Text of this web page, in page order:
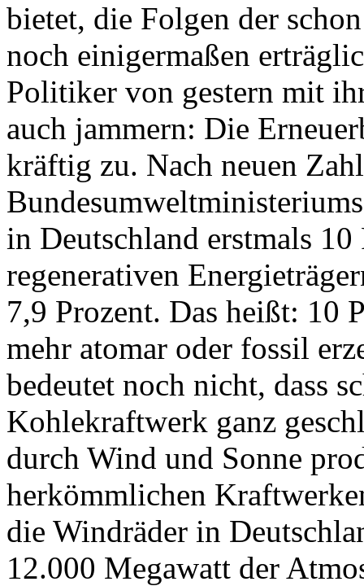
bietet, die Folgen der
noch einigermaßen
Politiker von gestern mit
auch jammern: Die
kräftig zu. Nach neuen
in Deutschland erstmals 10
regenerativen
7,9 Prozent. Das heißt: 10
mehr atomar oder fossil
bedeutet noch nicht, dass
Kohlekraftwerk ganz
durch Wind und Sonne
herkömmlichen
die Windräder in
12.000 Megawatt der